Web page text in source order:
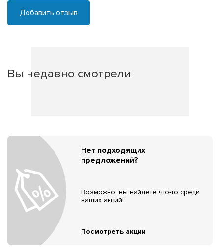
Добавить отзыв
Вы недавно смотрели
Нет подходящих
предложений?
Возможно, вы найдёте что-то среди
наших акций!
Посмотреть акции